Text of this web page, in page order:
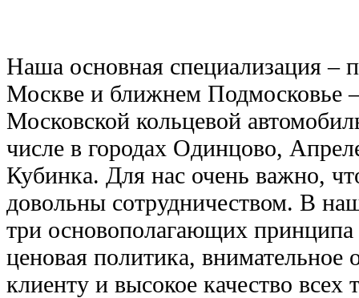
Наша основная специализация –
Москве и ближнем Подмосковье
Московской кольцевой
числе в городах Одинцово,
Кубинка. Для нас очень важно,
довольны сотрудничеством. В
три основополагающих принципа
ценовая политика,
клиенту и высокое качество всех